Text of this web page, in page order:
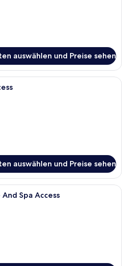
auswählen und Preise sehen
Zimmersafe, schallisolierte Zimmer,
auswählen und Preise sehen
Zimmersafe, schallisolierte Zimmer,
Spa Access